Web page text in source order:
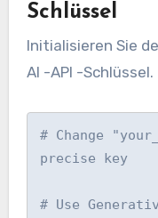
Schlüssel
Initialisieren Sie
AI -API -Schlüssel.
# Change
precise key
# Use